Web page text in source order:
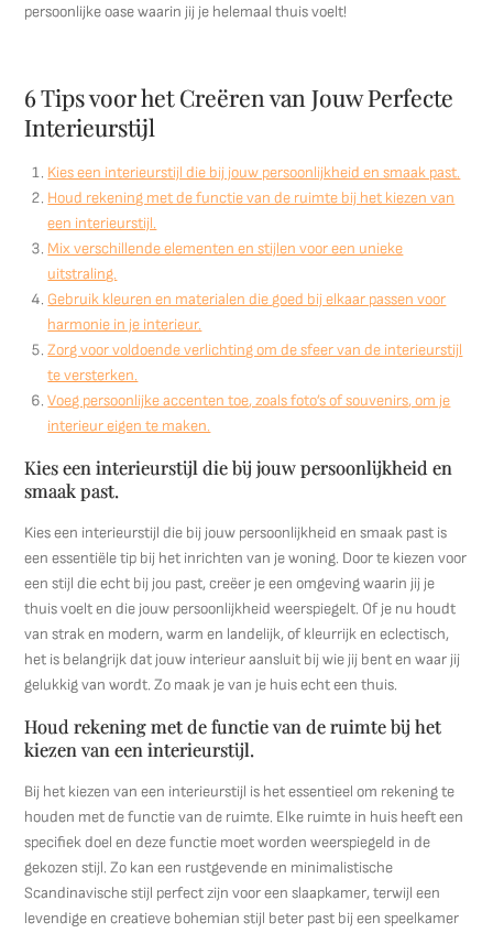
persoonlijke oase waarin jij je helemaal thuis voelt!
6 Tips voor het Creëren van Jouw Perfecte
Interieurstijl
Kies een interieurstijl die bij jouw persoonlijkheid en smaak past.
Houd rekening met de functie van de ruimte bij het kiezen van
een interieurstijl.
Mix verschillende elementen en stijlen voor een unieke
uitstraling.
Gebruik kleuren en materialen die goed bij elkaar passen voor
harmonie in je interieur.
Zorg voor voldoende verlichting om de sfeer van de interieurstijl
te versterken.
Voeg persoonlijke accenten toe, zoals foto’s of souvenirs, om je
interieur eigen te maken.
Kies een interieurstijl die bij jouw persoonlijkheid en
smaak past.
Kies een interieurstijl die bij jouw persoonlijkheid en smaak past is
een essentiële tip bij het inrichten van je woning. Door te kiezen voor
een stijl die echt bij jou past, creëer je een omgeving waarin jij je
thuis voelt en die jouw persoonlijkheid weerspiegelt. Of je nu houdt
van strak en modern, warm en landelijk, of kleurrijk en eclectisch,
het is belangrijk dat jouw interieur aansluit bij wie jij bent en waar jij
gelukkig van wordt. Zo maak je van je huis echt een thuis.
Houd rekening met de functie van de ruimte bij het
kiezen van een interieurstijl.
Bij het kiezen van een interieurstijl is het essentieel om rekening te
houden met de functie van de ruimte. Elke ruimte in huis heeft een
specifiek doel en deze functie moet worden weerspiegeld in de
gekozen stijl. Zo kan een rustgevende en minimalistische
Scandinavische stijl perfect zijn voor een slaapkamer, terwijl een
levendige en creatieve bohemian stijl beter past bij een speelkamer